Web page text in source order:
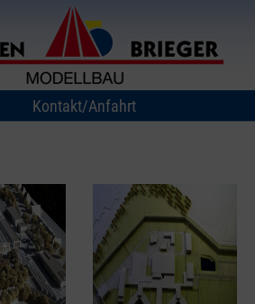
Kontakt/Anfahrt